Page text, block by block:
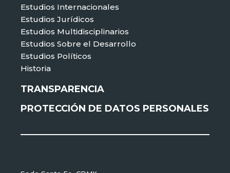
Estudios Internacionales
Estudios Jurídicos
Estudios Multidisciplinarios
Estudios Sobre el Desarrollo
Estudios Políticos
Historia
TRANSPARENCIA
PROTECCIÓN DE DATOS PERSONALES